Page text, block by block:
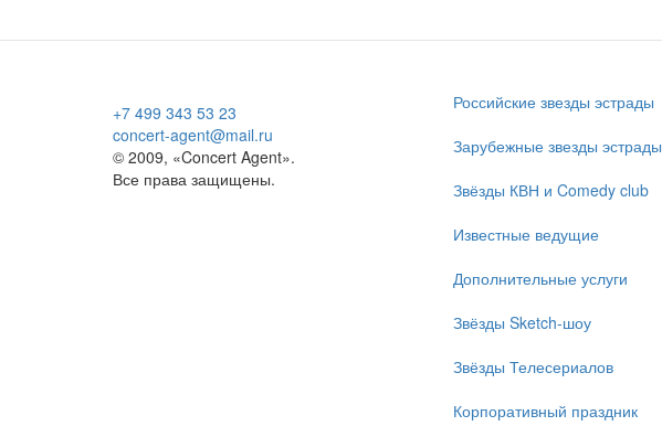
+7 499 343 53 23
concert-agent@mail.ru
© 2009, «Concert Agent».
Все права защищены.
Российские звезды эстрады
Зарубежные звезды эстрады
Звёзды КВН и Comedy club
Известные ведущие
Дополнительные услуги
Звёзды Sketch-шоу
Звёзды Телесериалов
Корпоративный праздник